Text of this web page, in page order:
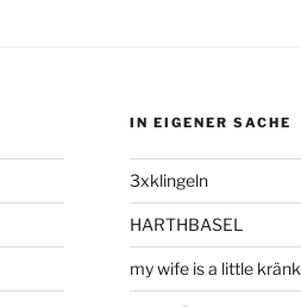
IN EIGENER SACHE
3xklingeln
HARTHBASEL
my wife is a little kränk